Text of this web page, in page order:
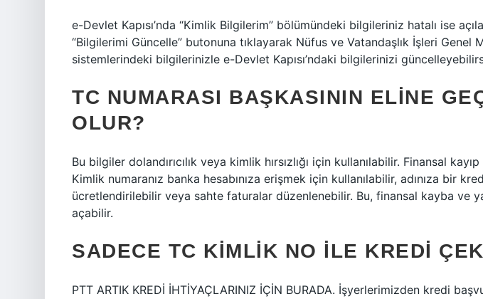
e-Devlet Kapısı’nda “Kimlik Bilgilerim” bölümündeki bilgileriniz hatalı ise
“Bilgilerimi Güncelle” butonuna tıklayarak Nüfus ve Vatandaşlık İşleri Genel
sistemlerindeki bilgilerinizle e-Devlet Kapısı’ndaki bilgilerinizi
TC NUMARASI BAŞKASININ ELINE
OLUR?
Bu bilgiler dolandırıcılık veya kimlik hırsızlığı için kullanılabilir. Finansal
Kimlik numaranız banka hesabınıza erişmek için kullanılabilir, adınıza bir
ücretlendirilebilir veya sahte faturalar düzenlenebilir. Bu, finansal kayba ve
açabilir.
SADECE TC KIMLIK NO ILE KREDI
PTT ARTIK KREDİ İHTİYAÇLARINIZ İÇİN BURADA. İşyerlerimizden kredi